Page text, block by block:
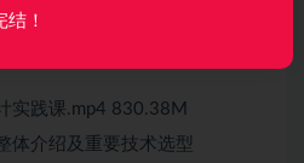
实践课.mp4 830.38M
体介绍及重要技术选型
！